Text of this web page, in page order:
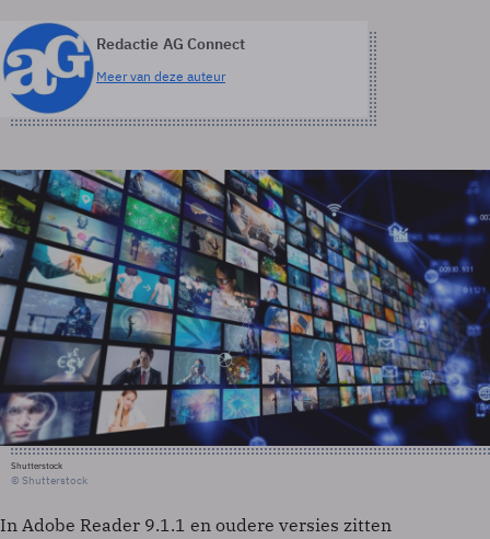
Redactie AG Connect
Meer van deze auteur
Shutterstock
© Shutterstock
In Adobe Reader 9.1.1 en oudere versies zitten